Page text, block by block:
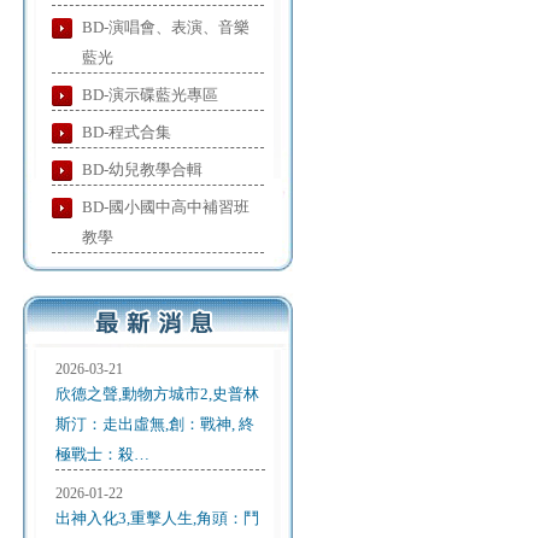
BD-演唱會、表演、音樂
藍光
BD-演示碟藍光專區
BD-程式合集
BD-幼兒教學合輯
BD-國小國中高中補習班
教學
2026-03-21
欣德之聲,動物方城市2,史普林
斯汀：走出虛無,創：戰神, 終
極戰士：殺…
2026-01-22
出神入化3,重擊人生,角頭：鬥